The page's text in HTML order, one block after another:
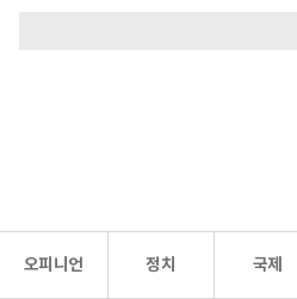
오피니언 정치 국제